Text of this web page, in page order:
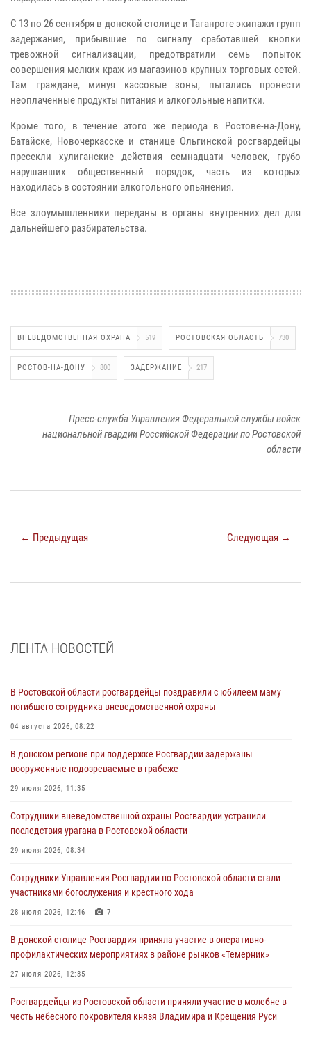
С 13 по 26 сентября в донской столице и Таганроге экипажи групп
задержания, прибывшие по сигналу сработавшей кнопки
тревожной сигнализации, предотвратили семь попыток
совершения мелких краж из магазинов крупных торговых сетей.
Там граждане, минуя кассовые зоны, пытались пронести
неоплаченные продукты питания и алкогольные напитки.
Кроме того, в течение этого же периода в Ростове-на-Дону,
Батайске, Новочеркасске и станице Ольгинской росгвардейцы
пресекли хулиганские действия семнадцати человек, грубо
нарушавших общественный порядок, часть из которых
находилась в состоянии алкогольного опьянения.
Все злоумышленники переданы в органы внутренних дел для
дальнейшего разбирательства.
ВНЕВЕДОМСТВЕННАЯ ОХРАНА 519 РОСТОВСКАЯ ОБЛАСТЬ 730
РОСТОВ-НА-ДОНУ 800 ЗАДЕРЖАНИЕ 217
Пресс-служба Управления Федеральной службы войск
национальной гвардии Российской Федерации по Ростовской
области
← Предыдущая Следующая →
ЛЕНТА НОВОСТЕЙ
В Ростовской области росгвардейцы поздравили с юбилеем маму
погибшего сотрудника вневедомственной охраны
04 августа 2026, 08:22
В донском регионе при поддержке Росгвардии задержаны
вооруженные подозреваемые в грабеже
29 июля 2026, 11:35
Сотрудники вневедомственной охраны Росгвардии устранили
последствия урагана в Ростовской области
29 июля 2026, 08:34
Сотрудники Управления Росгвардии по Ростовской области стали
участниками богослужения и крестного хода
28 июля 2026, 12:46 7
В донской столице Росгвардия приняла участие в оперативно-
профилактических мероприятиях в районе рынков «Темерник»
27 июля 2026, 12:35
Росгвардейцы из Ростовской области приняли участие в молебне в
честь небесного покровителя князя Владимира и Крещения Руси